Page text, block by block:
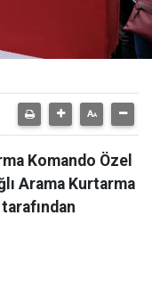
Komando Özel
Arama Kurtarma